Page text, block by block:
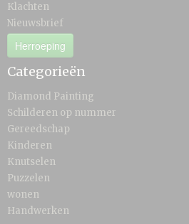
Klachten
Nieuwsbrief
Herroeping
Categorieën
Diamond Painting
Schilderen op nummer
Gereedschap
Kinderen
Knutselen
Puzzelen
wonen
Handwerken